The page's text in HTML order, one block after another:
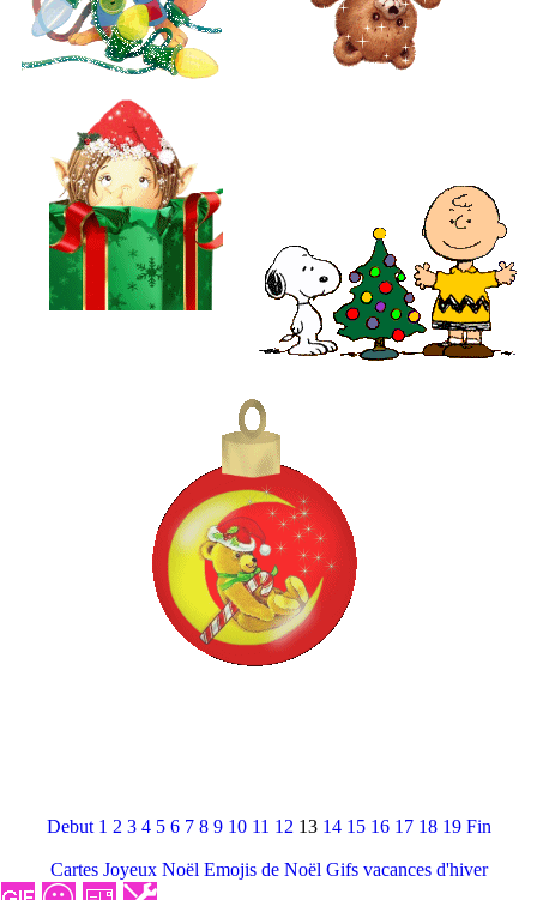
Debut 1 2 3 4 5 6 7 8 9 10 11 12 13 14 15 16 17 18 19 Fin
Cartes Joyeux Noël Emojis de Noël Gifs vacances d'hiver